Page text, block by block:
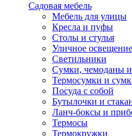
Садовая мебель
Мебель для улицы
Кресла и пуфы
Столы и стулья
Уличное освещение
Светильники
Сумки, чемоданы и
Термосумки и
Посуда с собой
Бутылочки и
Ланч-боксы и
Термосы
Термокружки